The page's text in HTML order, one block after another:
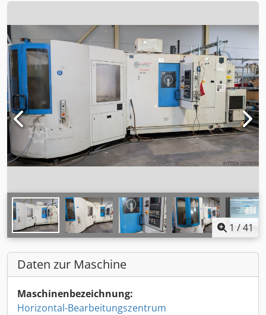
1 /41
Daten zur Maschine
Maschinenbezeichnung:
Horizontal-Bearbeitungszentrum